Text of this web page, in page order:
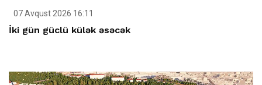
07 Avqust 2026 16:11
İki gün güclü külək əsəcək